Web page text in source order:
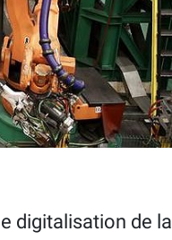
digitalisation de la